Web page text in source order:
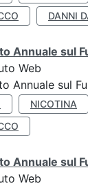
DANNI
Annuale sul
Web
Annuale sul
NICOTINA
Annuale sul
Web